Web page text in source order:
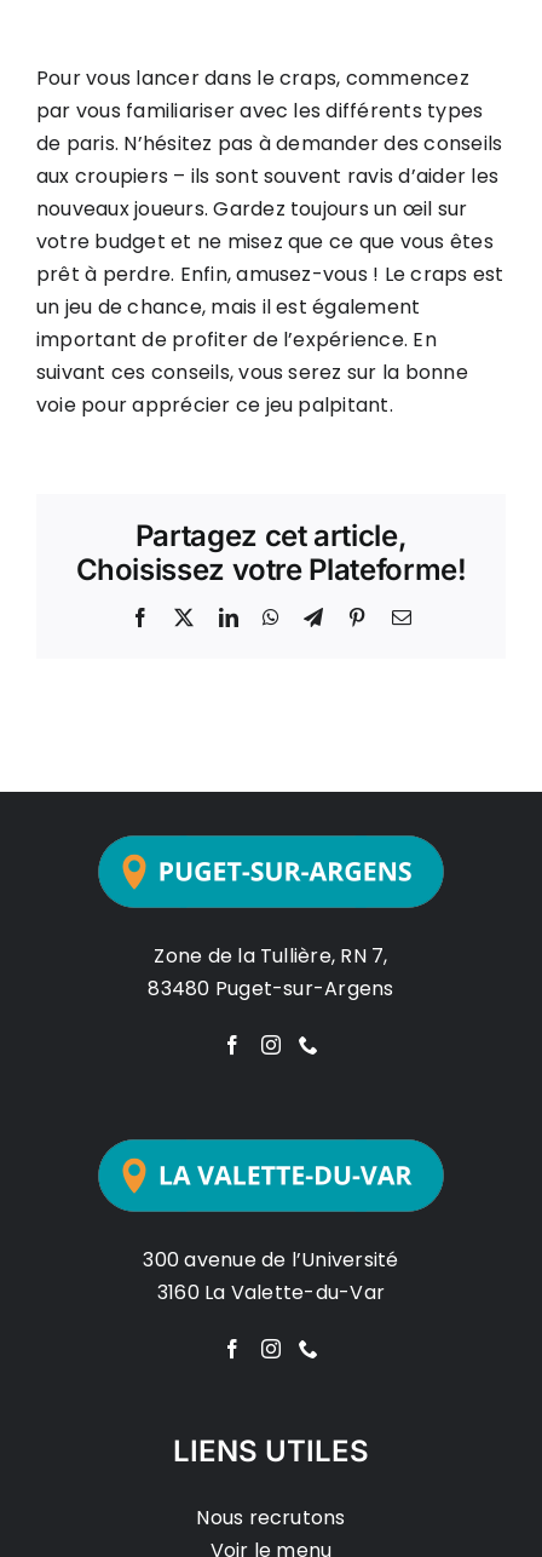
Pour vous lancer dans le craps, commencez
par vous familiariser avec les différents types
de paris. N’hésitez pas à demander des conseils
aux croupiers – ils sont souvent ravis d’aider les
nouveaux joueurs. Gardez toujours un œil sur
votre budget et ne misez que ce que vous êtes
prêt à perdre. Enfin, amusez-vous ! Le craps est
un jeu de chance, mais il est également
important de profiter de l’expérience. En
suivant ces conseils, vous serez sur la bonne
voie pour apprécier ce jeu palpitant.
Partagez cet article,
Choisissez votre Plateforme!
Facebook LinkedInWhatsApp
TelegramPinterestEmail
Zone de la Tullière, RN 7,
83480 Puget-sur-Argens
300 avenue de l’Université
3160 La Valette-du-Var
LIENS UTILES
Nous recrutons
Voir le menu